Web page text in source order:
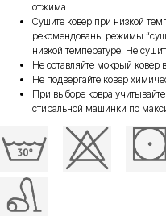
отжима.
Сушите ковер при низкой
рекомендованы режимы
низкой температуре. Не
Не оставляйте мокрый ковер
Не подвергайте ковер
При выборе ковра
стиральной машинки по